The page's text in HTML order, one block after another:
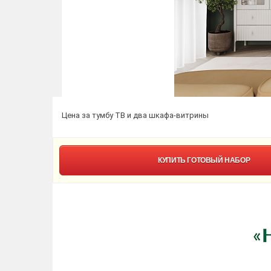
Цена за тумбу ТВ и два шкафа-витрины
КУПИТЬГОТОВЫЙ НАБОР